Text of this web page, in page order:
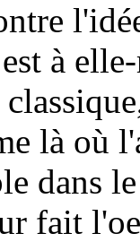
à
là où
dans
fait